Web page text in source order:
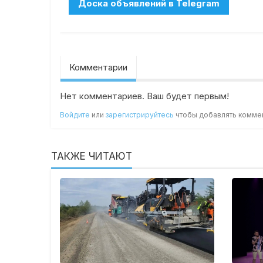
Комментарии
Нет комментариев. Ваш будет первым!
Войдите илизарегистрируйтесь чтобы добавлять
ТАКЖЕ ЧИТАЮТ